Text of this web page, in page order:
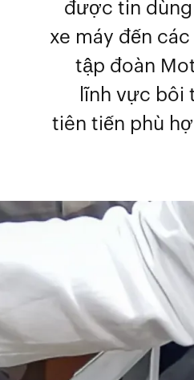
được tin
xe máy đến
tập đoàn
lĩnh vực bôi
tiên tiến phù